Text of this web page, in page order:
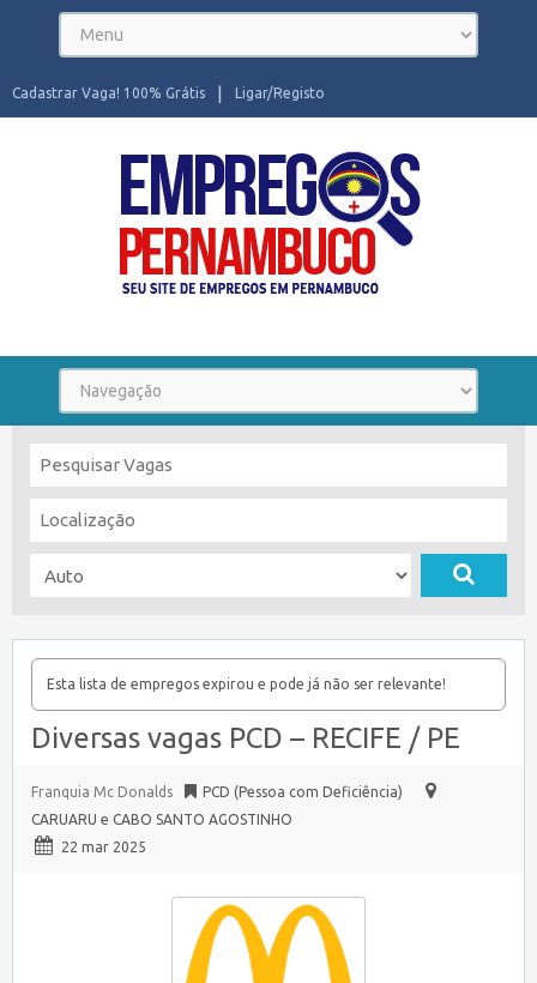
Ligar/Registo
Cadastrar Vaga! 100% Grátis
Esta lista de empregos expirou e pode já não ser relevante!
Diversas vagas PCD – RECIFE / PE
Franquia Mc Donalds
PCD (Pessoa com Deficiência)
CARUARU e CABO SANTO AGOSTINHO
22 mar 2025